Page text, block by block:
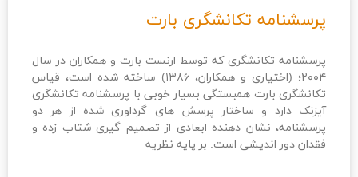
پرسشنامه تکانشگری بارت
پرسشنامه تکانشگری که توسط ارنست بارت و همکاران در سال
۲۰۰۴؛ (اختیاری و همکاران، ۱۳۸۶) ساخته شده است، قیاس
تکانشگری بارت همبستگی بسیار خوبی با پرسشنامه تکانشگری
آیزنک دارد و ساختار پرسش های گرداوری شده از هر دو
پرسشنامه، نشان دهنده ابعادی از تصمیم گیری شتاب زده و
فقدان دور اندیشی است. بر پایه نظریه